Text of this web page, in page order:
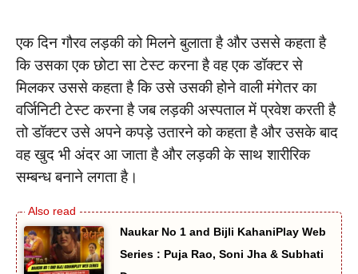
एक दिन गौरव लड़की को मिलने बुलाता है और उससे कहता है
कि उसका एक छोटा सा टेस्ट करना है वह एक डॉक्टर से
मिलकर उससे कहता है कि उसे उसकी होने वाली मंगेतर का
वर्जिनिटी टेस्ट करना है जब लड़की अस्पताल में प्रवेश करती है
तो डॉक्टर उसे अपने कपड़े उतारने को कहता है और उसके बाद
वह खुद भी अंदर आ जाता है और लड़की के साथ शारीरिक
सम्बन्ध बनाने लगता है।
Naukar No 1 and Bijli KahaniPlay Web
Series : Puja Rao, Soni Jha & Subhati